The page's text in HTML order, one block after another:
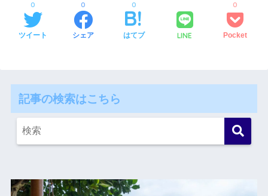
ツイート
0
シェア
0
はてブ
0
LINE Pocket
0
記事の検索はこちら